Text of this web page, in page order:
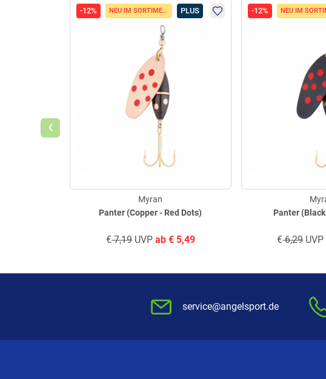
-12% NEU IM SORTIMENT PLUS
Panter (Copper - Red Dots)
Myran
€7,19UVP ab €5,49
-12%
Panter
€6,29UVP
‹
service@angelsport.de